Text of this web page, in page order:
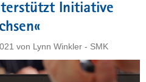
Initiative
von Lynn Winkler - SMK